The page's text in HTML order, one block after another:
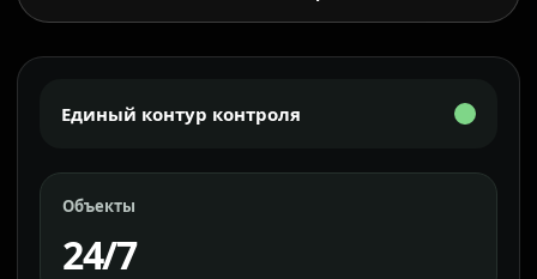
Единый контур контроля
Объекты
24/7